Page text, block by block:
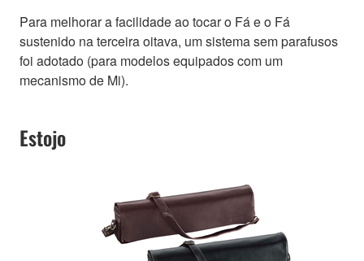
Para melhorar a facilidade ao tocar o Fá e o Fá
sustenido na terceira oitava, um sistema sem parafusos
foi adotado (para modelos equipados com um
mecanismo de Mi).
Estojo